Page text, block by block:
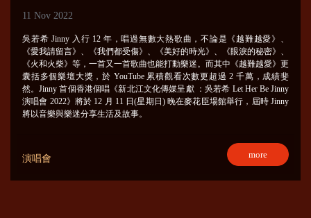
11 Nov 2022
吳若希 Jinny 入行 12 年，唱過無數大熱歌曲，不論是《越難越愛》、
《愛我請留言》、《我們都受傷》、《美好的時光》、《眼淚的秘密》、
《火和火柴》等，一首又一首歌曲也能打動樂迷。而其中《越難越愛》更
囊括多個樂壇大獎，於 YouTube 累積觀看次數更超過 2 千萬，成績斐
然。Jinny 首個香港個唱《新北江文化傳媒呈獻 ：吳若希 Let Her Be Jinny
演唱會 2022》將於 12 月 11 日(星期日) 晚在麥花臣場館舉行，屆時 Jinny
將以音樂與樂迷分享生活及故事。
演唱會 more